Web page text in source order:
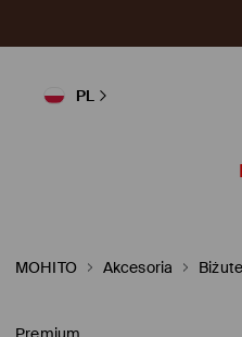
PL
MOHITO Akcesoria